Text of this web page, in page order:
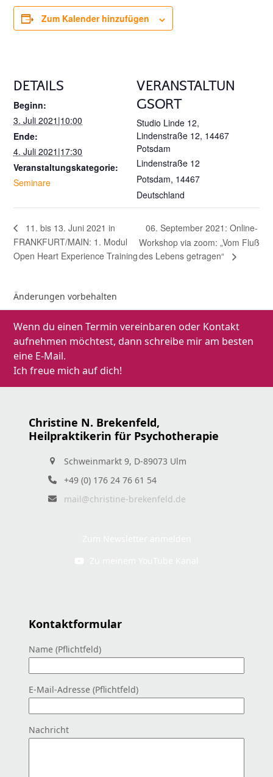
Zum Kalender hinzufügen
DETAILS
Beginn:
3. Juli 2021|10:00
Ende:
4. Juli 2021|17:30
Veranstaltungskategorie:
Seminare
VERANSTALTUN
GSORT
Studio Linde 12,
Lindenstraße 12, 14467
Potsdam
Lindenstraße 12
Potsdam, 14467
Deutschland
11. bis 13. Juni 2021 in
FRANKFURT/MAIN: 1. Modul
Open Heart Experience Training
06. September 2021: Online-
Workshop via zoom: „Vom Fluß
des Lebens getragen“
Änderungen vorbehalten
Wenn du einen Termin vereinbaren oder Kontakt
aufnehmen möchtest, dann schreibe mir am besten
eine E-Mail.
Ich freue mich auf dich!
Christine N. Brekenfeld,
Heilpraktikerin für Psychotherapie
Schweinmarkt 9, D-89073 Ulm
+49 (0) 176 24 76 61 54
mail@christine-brekenfeld.de
Kontaktformular
Name (Pflichtfeld)
E-Mail-Adresse (Pflichtfeld)
Nachricht